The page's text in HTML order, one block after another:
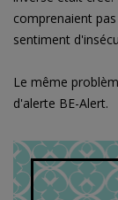
comprenaient
sentiment
Le même
d'alerte BE-Alert.